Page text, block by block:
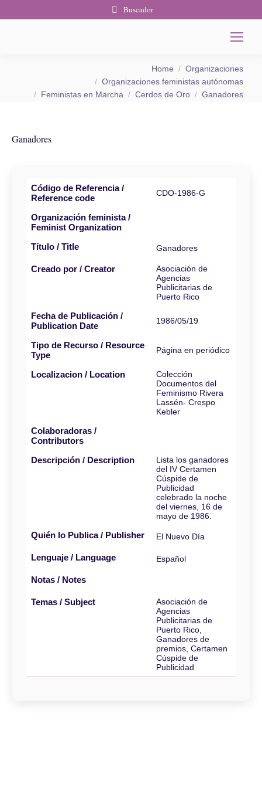
Buscador
Home
Organizaciones
Organizaciones feministas autónomas
Feministas en Marcha
Cerdos de Oro Ganadores
Ganadores
Código de Referencia /
Reference code
CDO-1986-G
Organización feminista /
Feminist Organization
Título / Title
Ganadores
Creado por / Creator
Asociación de
Agencias
Publicitarias de
Puerto Rico
Fecha de Publicación /
Publication Date
1986/05/19
Tipo de Recurso / Resource
Type
Página en periódico
Localizacion / Location
Colección
Documentos del
Feminismo Rivera
Lassén- Crespo
Kebler
Colaboradoras /
Contributors
Descripción / Description
Lista los ganadores
del IV Certamen
Cúspide de
Publicidad
celebrado la noche
del viernes, 16 de
mayo de 1986.
Quién lo Publica / Publisher El Nuevo Día
Lenguaje / Language Español
Notas / Notes
Temas / Subject
Asociación de
Agencias
Publicitarias de
Puerto Rico,
Ganadores de
premios, Certamen
Cúspide de
Publicidad